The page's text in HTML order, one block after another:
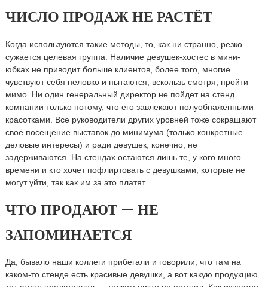
ЧИСЛО ПРОДАЖ НЕ РАСТЁТ
Когда используются такие методы, то, как ни странно, резко
сужается целевая группа. Наличие девушек-хостес в мини-
юбках не приводит больше клиентов, более того, многие
чувствуют себя неловко и пытаются, вскользь смотря, пройти
мимо. Ни один генеральный директор не пойдет на стенд
компании только потому, что его завлекают полуобнажёнными
красотками. Все руководители других уровней тоже сокращают
своё посещение выставок до минимума (только конкретные
деловые интересы) и ради девушек, конечно, не
задерживаются. На стендах остаются лишь те, у кого много
времени и кто хочет пофлиртовать с девушками, которые не
могут уйти, так как им за это платят.
ЧТО ПРОДАЮТ — НЕ
ЗАПОМИНАЕТСЯ
Да, бывало наши коллеги прибегали и говорили, что там на
каком-то стенде есть красивые девушки, а вот какую продукцию